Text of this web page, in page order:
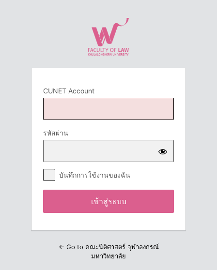
CUNET Account
รหัสผ่าน
บันทึกการใช้งานของฉัน
← Go to คณะนิติศาสตร์ จุฬาลงกรณ์
มหาวิทยาลัย